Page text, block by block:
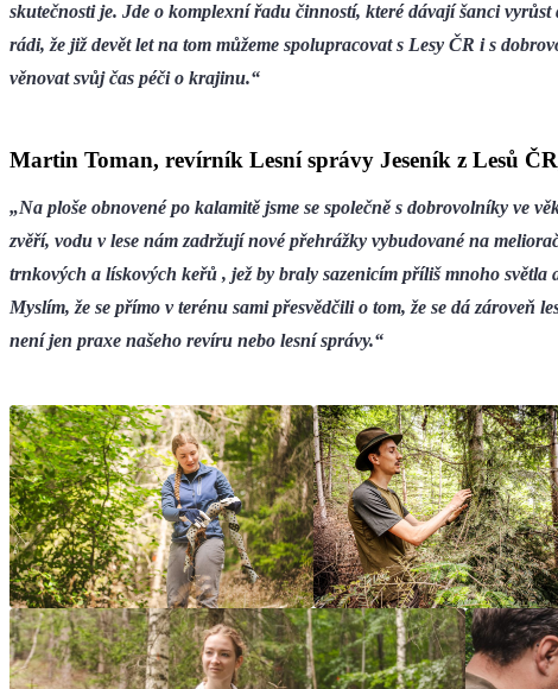
skutečnosti je. Jde o komplexní řadu činností, které dávají šanci vyrůst
rádi, že již devět let na tom můžeme spolupracovat s Lesy ČR i s
věnovat svůj čas péči o krajinu.“
Martin Toman, revírník Lesní správy Jeseník z Lesů
„Na ploše obnovené po kalamitě jsme se společně s dobrovolníky ve
zvěří, vodu v lese nám zadržují nové přehrážky vybudované na
trnkových a lískových keřů , jež by braly sazenicím příliš mnoho světla
Myslím, že se přímo v terénu sami přesvědčili o tom, že se dá zároveň
není jen praxe našeho revíru nebo lesní správy.“